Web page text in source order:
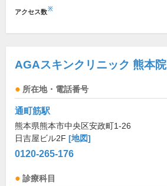
アクセス数※
AGAスキンクリニック 熊本院
所在地・電話番号
通町筋駅
熊本県熊本市中央区安政町1-26
日吉屋ビル2F [地図]
0120-265-176
診療科目